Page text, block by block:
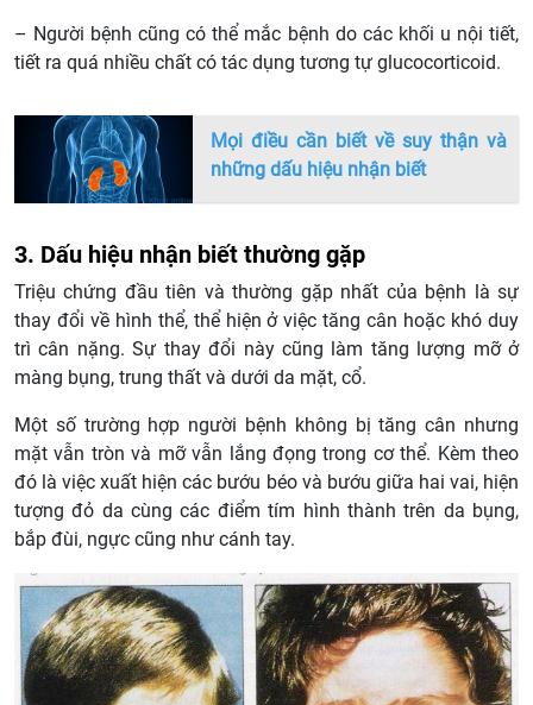
– Người bệnh cũng có thể mắc bệnh do các khối u nội tiết,
tiết ra quá nhiều chất có tác dụng tương tự glucocorticoid.
Mọi điều cần biết về suy thận và
những dấu hiệu nhận biết
3. Dấu hiệu nhận biết thường gặp
Triệu chứng đầu tiên và thường gặp nhất của bệnh là sự
thay đổi về hình thể, thể hiện ở việc tăng cân hoặc khó duy
trì cân nặng. Sự thay đổi này cũng làm tăng lượng mỡ ở
màng bụng, trung thất và dưới da mặt, cổ.
Một số trường hợp người bệnh không bị tăng cân nhưng
mặt vẫn tròn và mỡ vẫn lắng đọng trong cơ thể. Kèm theo
đó là việc xuất hiện các bướu béo và bướu giữa hai vai, hiện
tượng đỏ da cùng các điểm tím hình thành trên da bụng,
bắp đùi, ngực cũng như cánh tay.